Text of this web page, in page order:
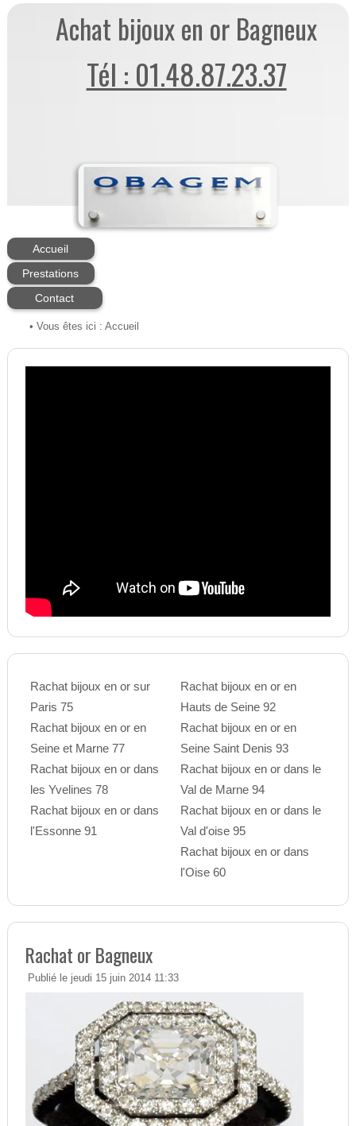
Achat bijoux en or Bagneux
Tél : 01.48.87.23.37
Accueil
Prestations
Contact
• Vous êtes ici : Accueil
Rachat bijoux en or sur
Paris 75
Rachat bijoux en or en
Seine et Marne 77
Rachat bijoux en or dans
les Yvelines 78
Rachat bijoux en or dans
l'Essonne 91
Rachat bijoux en or en
Hauts de Seine 92
Rachat bijoux en or en
Seine Saint Denis 93
Rachat bijoux en or dans le
Val de Marne 94
Rachat bijoux en or dans le
Val d'oise 95
Rachat bijoux en or dans
l'Oise 60
Rachat or Bagneux
Publié le jeudi 15 juin 2014 11:33